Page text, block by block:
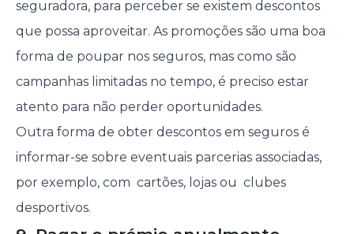
seguradora, para perceber se existem descontos
que possa aproveitar. As promoções são uma boa
forma de poupar nos seguros, mas como são
campanhas limitadas no tempo, é preciso estar
atento para não perder oportunidades.
Outra forma de obter descontos em seguros é
informar-se sobre eventuais parcerias associadas,
por exemplo, com cartões, lojas ou clubes
desportivos.